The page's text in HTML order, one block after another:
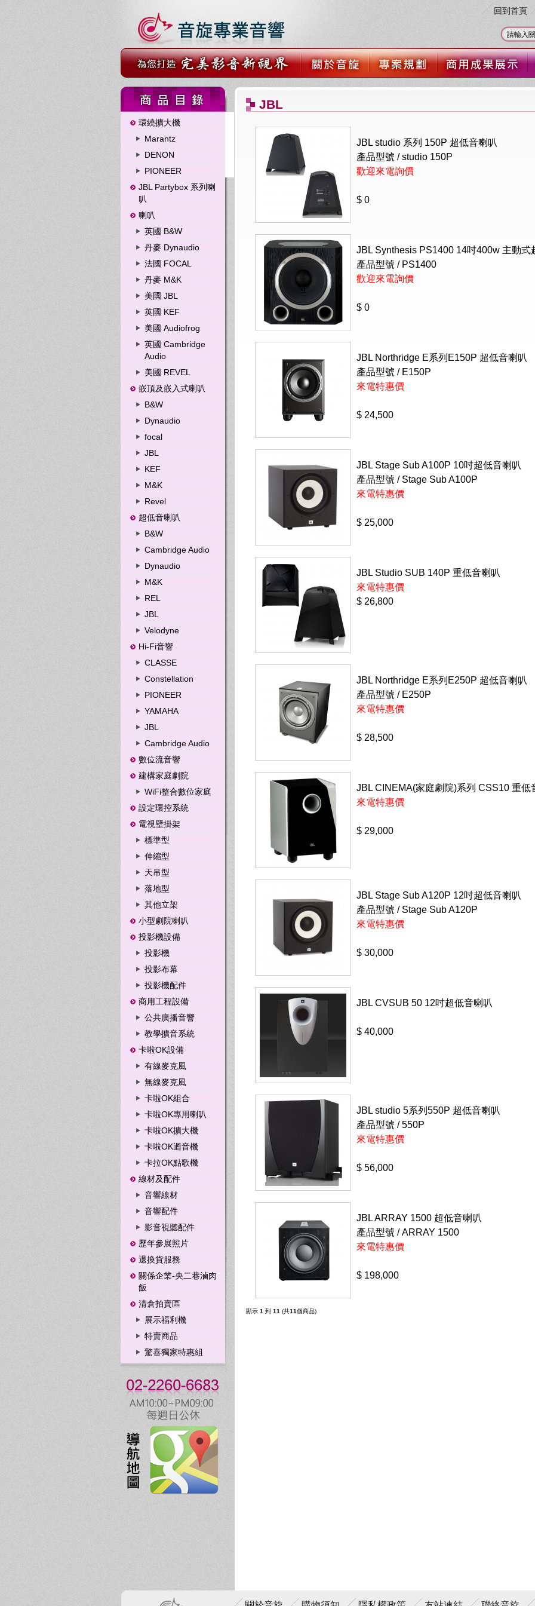
回到首頁
環繞擴大機
Marantz
DENON
PIONEER
JBL Partybox 系列喇
叭
喇叭
英國 B&W
丹麥 Dynaudio
法國 FOCAL
丹麥 M&K
美國 JBL
英國 KEF
美國 Audiofrog
英國 Cambridge
Audio
美國 REVEL
嵌頂及嵌入式喇叭
B&W
Dynaudio
focal
JBL
KEF
M&K
Revel
超低音喇叭
B&W
Cambridge Audio
Dynaudio
M&K
REL
JBL
Velodyne
Hi-Fi音響
CLASSE
Constellation
PIONEER
YAMAHA
JBL
Cambridge Audio
數位流音響
建構家庭劇院
WiFi整合數位家庭
設定環控系統
電視壁掛架
標準型
伸縮型
天吊型
落地型
其他立架
小型劇院喇叭
投影機設備
投影機
投影布幕
投影機配件
商用工程設備
公共廣播音響
教學擴音系統
卡啦OK設備
有線麥克風
無線麥克風
卡啦OK組合
卡啦OK專用喇叭
卡啦OK擴大機
卡啦OK迴音機
卡拉OK點歌機
線材及配件
音響線材
音響配件
影音視聽配件
歷年參展照片
退換貨服務
關係企業-央二巷滷肉
飯
清倉拍賣區
展示福利機
特賣商品
驚喜獨家特惠組
JBL
JBL studio 系列 150P 超低音喇叭
產品型號 /studio 150P
歡迎來電詢價
$ 0
JBL Synthesis PS1400 14吋400w 主動式
產品型號 / PS1400
歡迎來電詢價
$ 0
JBL Northridge E系列E150P 超低音喇叭
產品型號 / E150P
來電特惠價
$ 24,500
JBL Stage Sub A100P 10吋超低音喇叭
產品型號 / Stage Sub A100P
來電特惠價
$ 25,000
JBL Studio SUB 140P 重低音喇叭
來電特惠價
$ 26,800
JBL Northridge E系列E250P 超低音喇叭
產品型號 / E250P
來電特惠價
$ 28,500
JBL CINEMA(家庭劇院)系列 CSS10 重低
來電特惠價
$ 29,000
JBL Stage Sub A120P 12吋超低音喇叭
產品型號 / Stage Sub A120P
來電特惠價
$ 30,000
JBL CVSUB 50 12吋超低音喇叭
$ 40,000
JBL studio 5系列550P 超低音喇叭
產品型號 /550P
來電特惠價
$ 56,000
JBL ARRAY 1500 超低音喇叭
產品型號 /ARRAY 1500
來電特惠價
$ 198,000
顯示 1 到 11 (共11個商品)